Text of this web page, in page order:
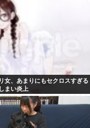
女、あまりにもセクロスすぎる
まい炎上